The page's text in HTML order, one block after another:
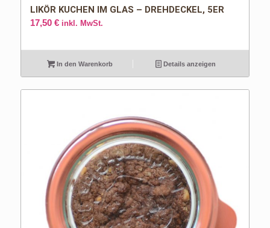
LIKÖR KUCHEN IM GLAS – DREHDECKEL, 5ER
17,50 € inkl. MwSt.
In den Warenkorb Details anzeigen